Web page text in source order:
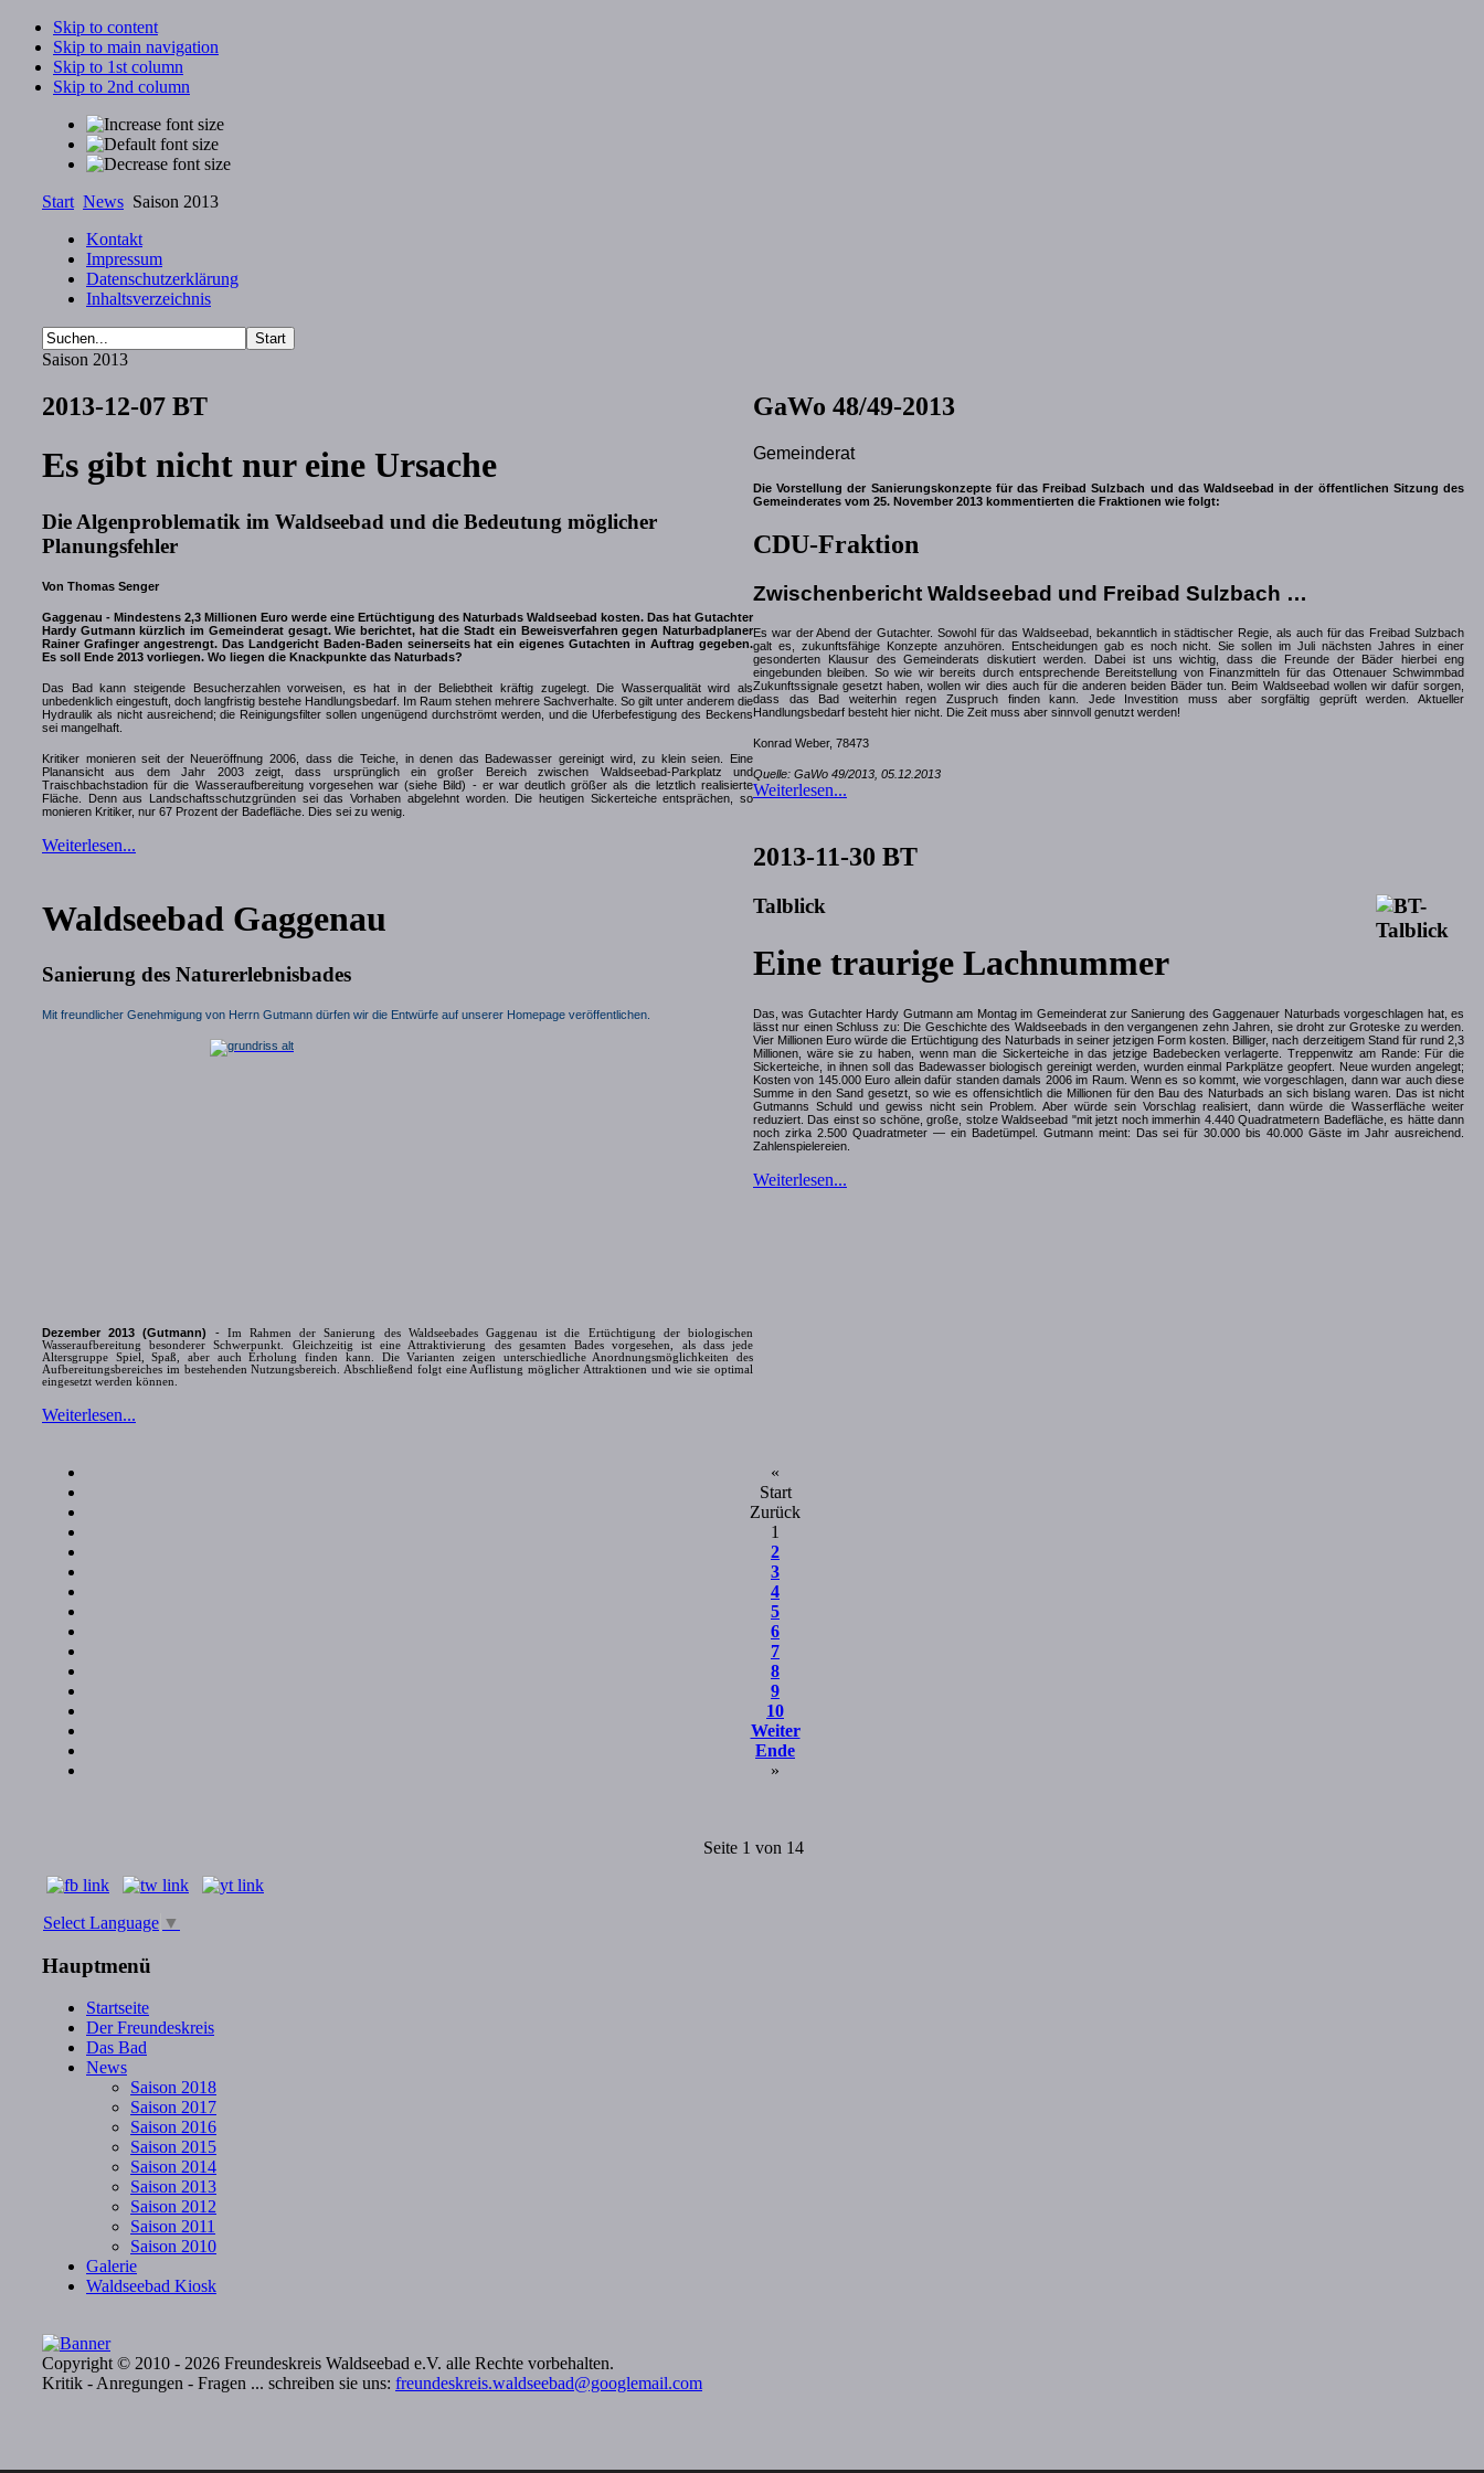
Skip to content
Skip to main navigation
Skip to 1st column
Skip to 2nd column
Start News Saison 2013
Kontakt
Impressum
Datenschutzerklärung
Inhaltsverzeichnis
Saison 2013
2013-12-07 BT
Es gibt nicht nur eine Ursache
Die Algenproblematik im Waldseebad und die Bedeutung möglicher
Planungsfehler
Von Thomas Senger
Gaggenau - Mindestens 2,3 Millionen Euro werde eine Ertüchtigung des Naturbads Waldseebad kosten. Das hat Gutachter
Hardy Gutmann kürzlich im Gemeinderat gesagt. Wie berichtet, hat die Stadt ein Beweisverfahren gegen Naturbadplaner
Rainer Grafinger angestrengt. Das Landgericht Baden-Baden seinerseits hat ein eigenes Gutachten in Auftrag gegeben.
Es soll Ende 2013 vorliegen. Wo liegen die Knackpunkte das Naturbads?
Das Bad kann steigende Besucherzahlen vorweisen, es hat in der Beliebtheit kräftig zugelegt. Die Wasserqualität wird als
unbedenklich eingestuft, doch langfristig bestehe Handlungsbedarf. Im Raum stehen mehrere Sachverhalte. So gilt unter anderem die
Hydraulik als nicht ausreichend; die Reinigungsfilter sollen ungenügend durchströmt werden, und die Uferbefestigung des Beckens
sei mangelhaft.
Kritiker monieren seit der Neueröffnung 2006, dass die Teiche, in denen das Badewasser gereinigt wird, zu klein seien. Eine
Planansicht aus dem Jahr 2003 zeigt, dass ursprünglich ein großer Bereich zwischen Waldseebad-Parkplatz und
Traischbachstadion für die Wasseraufbereitung vorgesehen war (siehe Bild) - er war deutlich größer als die letztlich realisierte
Fläche. Denn aus Landschaftsschutzgründen sei das Vorhaben abgelehnt worden. Die heutigen Sickerteiche entsprächen, so
monieren Kritiker, nur 67 Prozent der Badefläche. Dies sei zu wenig.
Weiterlesen...
Waldseebad Gaggenau
Sanierung des Naturerlebnisbades
Mit freundlicher Genehmigung von Herrn Gutmann dürfen wir die Entwürfe auf unserer Homepage veröffentlichen
Dezember 2013 (Gutmann) - Im Rahmen der Sanierung des Waldseebades Gaggenau ist die Ertüchtigung der biologischen
Wasseraufbereitung besonderer Schwerpunkt. Gleichzeitig ist eine Attraktivierung des gesamten Bades vorgesehen, als dass jede
Altersgruppe Spiel, Spaß, aber auch Erholung finden kann. Die Varianten zeigen unterschiedliche Anordnungsmöglichkeiten des
Aufbereitungsbereiches im bestehenden Nutzungsbereich. Abschließend folgt eine Auflistung möglicher Attraktionen und wie sie optimal
eingesetzt werden können.
Weiterlesen...
GaWo 48/49-2013
Gemeinderat
Die Vorstellung der Sanierungskonzepte für das Freibad Sulzbach und das Waldseebad in der öffentlichen Sitzung des
Gemeinderates vom 25. November 2013 kommentierten die Fraktionen wie folgt:
CDU-Fraktion
Zwischenbericht Waldseebad und Freibad Sulzbach …
Es war der Abend der Gutachter. Sowohl für das Waldseebad, bekanntlich in städtischer Regie, als auch für das Freibad Sulzbach
galt es, zukunftsfähige Konzepte anzuhören. Entscheidungen gab es noch nicht. Sie sollen im Juli nächsten Jahres in einer
gesonderten Klausur des Gemeinderats diskutiert werden. Dabei ist uns wichtig, dass die Freunde der Bäder hierbei eng
eingebunden bleiben. So wie wir bereits durch entsprechende Bereitstellung von Finanzmitteln für das Ottenauer Schwimmbad
Zukunftssignale gesetzt haben, wollen wir dies auch für die anderen beiden Bäder tun. Beim Waldseebad wollen wir dafür sorgen,
dass das Bad weiterhin regen Zuspruch finden kann. Jede Investition muss aber sorgfältig geprüft werden. Aktueller
Handlungsbedarf besteht hier nicht. Die Zeit muss aber sinnvoll genutzt werden!
Konrad Weber, 78473
Quelle: GaWo 49/2013, 05.12.2013
Weiterlesen...
2013-11-30 BT
Talblick
Eine traurige Lachnummer
Das, was Gutachter Hardy Gutmann am Montag im Gemeinderat zur Sanierung des Gaggenauer Naturbads vorgeschlagen hat, es
lässt nur einen Schluss zu: Die Geschichte des Waldseebads in den vergangenen zehn Jahren, sie droht zur Groteske zu werden.
Vier Millionen Euro würde die Ertüchtigung des Naturbads in seiner jetzigen Form kosten. Billiger, nach derzeitigem Stand für rund 2,3
Millionen, wäre sie zu haben, wenn man die Sickerteiche in das jetzige Badebecken verlagerte. Treppenwitz am Rande: Für die
Sickerteiche, in ihnen soll das Badewasser biologisch gereinigt werden, wurden einmal Parkplätze geopfert. Neue wurden angelegt;
Kosten von 145.000 Euro allein dafür standen damals 2006 im Raum. Wenn es so kommt, wie vorgeschlagen, dann war auch diese
Summe in den Sand gesetzt, so wie es offensichtlich die Millionen für den Bau des Naturbads an sich bislang waren. Das ist nicht
Gutmanns Schuld und gewiss nicht sein Problem. Aber würde sein Vorschlag realisiert, dann würde die Wasserfläche weiter
reduziert. Das einst so schöne, große, stolze Waldseebad "mit jetzt noch immerhin 4.440 Quadratmetern Badefläche, es hätte dann
noch zirka 2.500 Quadratmeter — ein Badetümpel. Gutmann meint: Das sei für 30.000 bis 40.000 Gäste im Jahr ausreichend.
Zahlenspielereien.
Weiterlesen...
«
Start
Zurück
1
2
3
4
5
6
7
8
9
10
Weiter
Ende
»
Seite 1 von 14
Select Language ▼
Hauptmenü
Startseite
Der Freundeskreis
Das Bad
News
Saison 2018
Saison 2017
Saison 2016
Saison 2015
Saison 2014
Saison 2013
Saison 2012
Saison 2011
Saison 2010
Galerie
Waldseebad Kiosk
Copyright © 2010 - 2026 Freundeskreis Waldseebad e.V. alle Rechte vorbehalten.
Kritik - Anregungen - Fragen ... schreiben sie uns: freundeskreis.waldseebad@googlemail.com